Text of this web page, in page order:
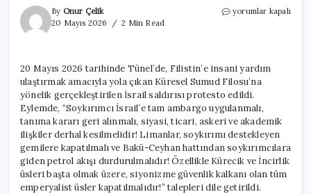
By Onur Çelik
20 Mayıs 2026
2 Min Read
Tünel’de
Protesto
Etme
Eylemi:
“Kürecik
İncirlik
Üsleri
Kapatılmalıdır”
için
yorumlar kapalı
20 Mayıs 2026 tarihinde Tünel’de, Filistin’e insani yardım
ulaştırmak amacıyla yola çıkan Küresel Sumud Filosu’na
yönelik gerçekleştirilen İsrail saldırısı protesto edildi.
Eylemde, “Soykırımcı İsrail’e tam ambargo uygulanmalı,
tanıma kararı geri alınmalı, siyasi, ticari, askeri ve akademik
ilişkiler derhal kesilmelidir! Limanlar, soykırımı destekleyen
gemilere kapatılmalı ve Bakü-Ceyhan hattından soykırımcılara
giden petrol akışı durdurulmalıdır! Özellikle Kürecik ve İncirlik
üsleri başta olmak üzere, siyonizme güvenlik kalkanı olan tüm
emperyalist üsler kapatılmalıdır!” talepleri dile getirildi.